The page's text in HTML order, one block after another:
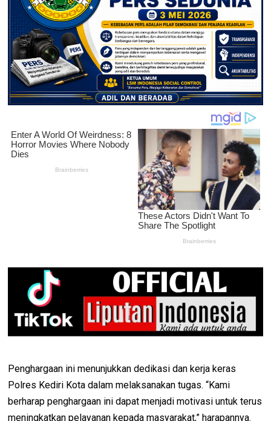
Penghargaan ini menunjukkan dedikasi dan kerja keras
Polres Kediri Kota dalam melaksanakan tugas. “Kami
berharap penghargaan ini dapat menjadi motivasi untuk terus
meningkatkan pelayanan kepada masyarakat,” harapannya.